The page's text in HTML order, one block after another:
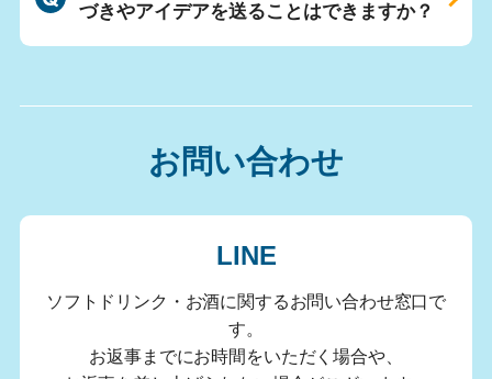
づきやアイデアを送ることはできますか？
お問い合わせ
LINE
ソフトドリンク・お酒に関するお問い合わせ窓口で
す。
お返事までにお時間をいただく場合や、